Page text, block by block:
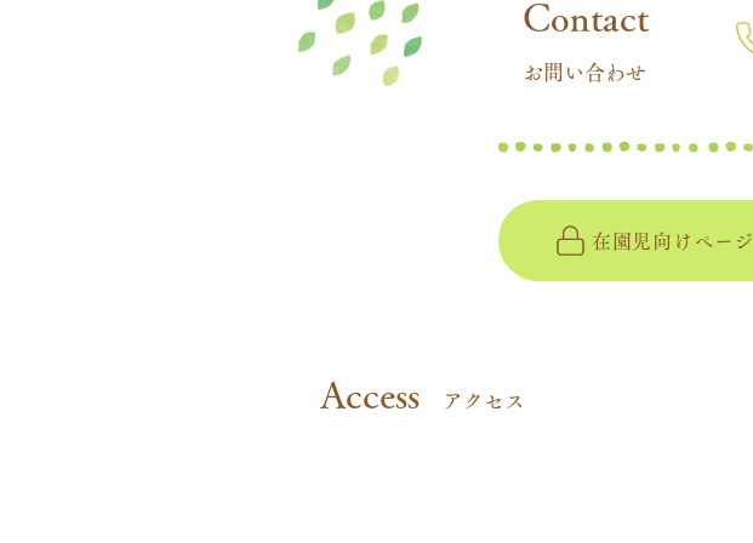
​Contact
お問い合わせ
在園児向けページ
​Access アクセス